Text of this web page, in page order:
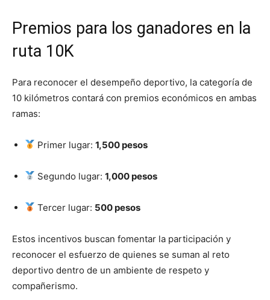
Premios para los ganadores en la
ruta 10K
Para reconocer el desempeño deportivo, la categoría de
10 kilómetros contará con premios económicos en ambas
ramas:
Primer lugar:1,500 pesos
Segundo lugar:1,000 pesos
Tercer lugar: 500 pesos
Estos incentivos buscan fomentar la participación y
reconocer el esfuerzo de quienes se suman al reto
deportivo dentro de un ambiente de respeto y
compañerismo.